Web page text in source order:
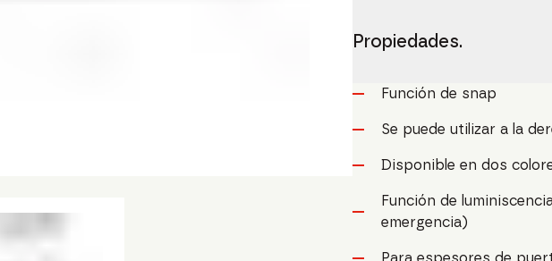
Propiedades.
Función de snap
Se puede utilizar a la
Disponible en dos
Función de
emergencia)